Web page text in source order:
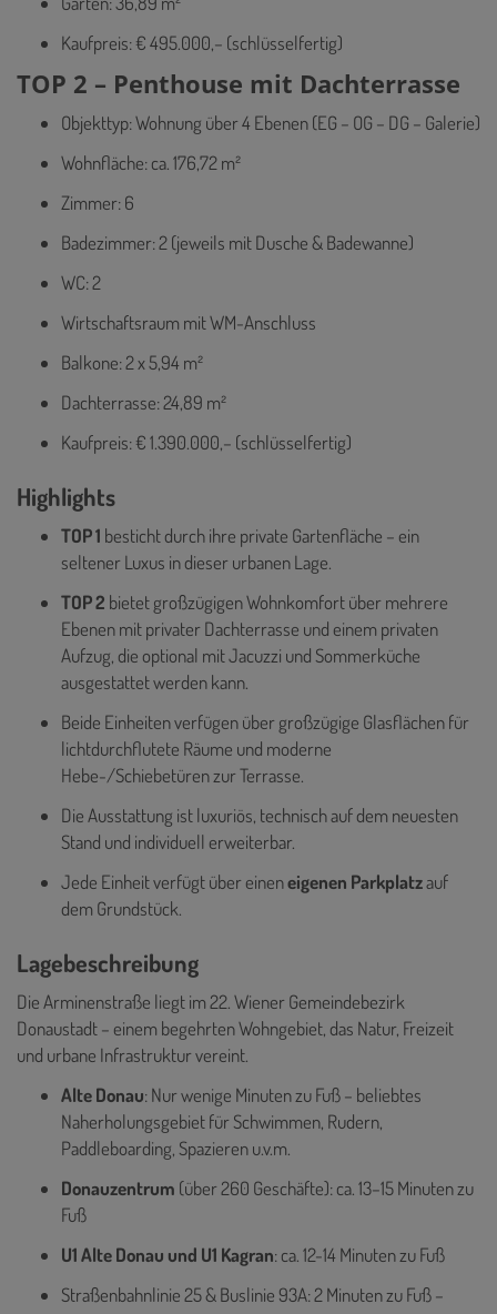
Kaufpreis: € 495.000,– (schlüsselfertig)
TOP 2 – Penthouse mit Dachterrasse
Objekttyp: Wohnung über 4 Ebenen (EG – OG – DG – Galerie)
Wohnfläche: ca. 176,72 m²
Zimmer: 6
Badezimmer: 2 (jeweils mit Dusche & Badewanne)
WC: 2
Wirtschaftsraum mit WM-Anschluss
Balkone: 2 x 5,94 m²
Dachterrasse: 24,89 m²
Kaufpreis: € 1.390.000,– (schlüsselfertig)
Highlights
TOP 1 besticht durch ihre private Gartenfläche – ein
seltener Luxus in dieser urbanen Lage.
TOP 2 bietet großzügigen Wohnkomfort über mehrere
Ebenen mit privater Dachterrasse und einem privaten
Aufzug, die optional mit Jacuzzi und Sommerküche
ausgestattet werden kann.
Beide Einheiten verfügen über großzügige Glasflächen für
lichtdurchflutete Räume und moderne
Hebe-/Schiebetüren zur Terrasse.
Die Ausstattung ist luxuriös, technisch auf dem neuesten
Stand und individuell erweiterbar.
Jede Einheit verfügt über eineneigenen Parkplatzauf
dem Grundstück.
Lagebeschreibung
Die Arminenstraße liegt im 22. Wiener Gemeindebezirk
Donaustadt – einem begehrten Wohngebiet, das Natur, Freizeit
und urbane Infrastruktur vereint.
Alte Donau: Nur wenige Minuten zu Fuß – beliebtes
Naherholungsgebiet für Schwimmen, Rudern,
Paddleboarding, Spazieren u.v.m.
Donauzentrum (über 260 Geschäfte): ca. 13–15 Minuten zu
Fuß
U1 Alte Donau und U1 Kagran: ca. 12-14 Minuten zu Fuß
Straßenbahnlinie 25 & Buslinie 93A: 2 Minuten zu Fuß –